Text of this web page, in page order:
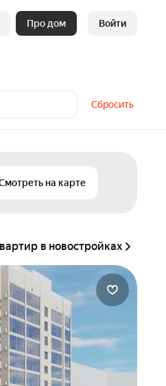
Про дом Войти
Сбросить
на карте
в новостройках